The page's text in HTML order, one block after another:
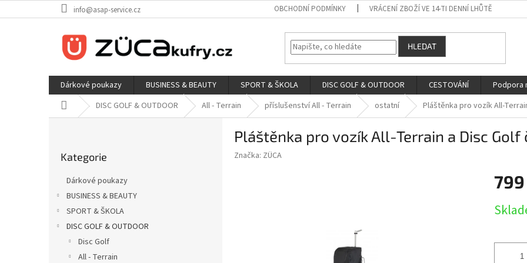
na
info@asap-service.cz OBCHODNÍ PODMÍNKY VRÁCENÍ ZBOŽÍ VE 14-TI DENNÍ LHŮTĚ
HLEDAT
Dárkové poukazy BUSINESS & BEAUTY SPORT & ŠKOLA DISC GOLF & OUTDOOR CESTOVÁNÍ Podpora
Domů DISC GOLF & OUTDOOR All - Terrain příslušenství All - Terrain ostatní Pláštěnka pro vozík All-
kategorie
Kategorie
Dárkové poukazy
BUSINESS & BEAUTY
SPORT & ŠKOLA
DISC GOLF & OUTDOOR
Disc Golf
All - Terrain
Pláštěnka pro vozík All-Terrain a Disc Golf
Značka: ZÜCA
799
cena: